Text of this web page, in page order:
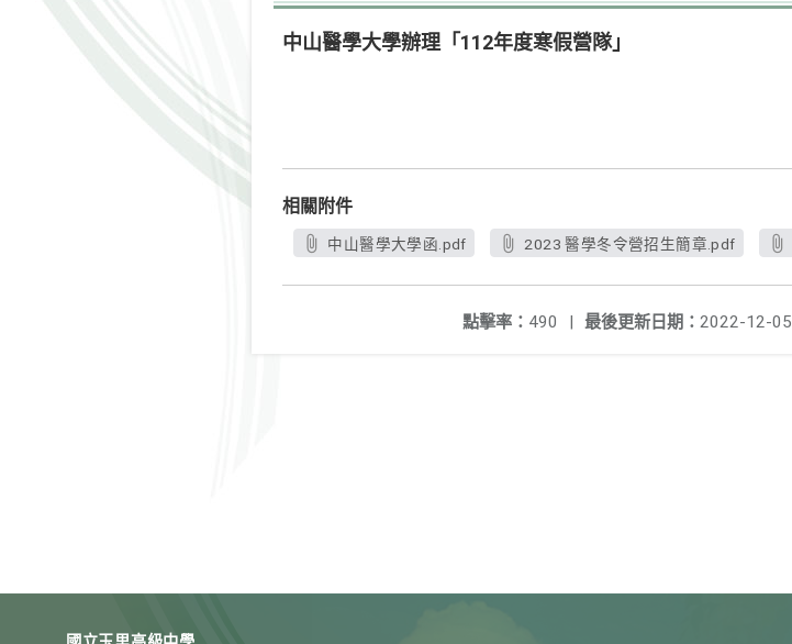
中山醫學大學辦理「112年度寒假營隊」
相關附件
中山醫學大學函.pdf 2023 醫學冬令營招生簡章.pdf
最後更新日期： 2022-12-05
點擊率： 490 |